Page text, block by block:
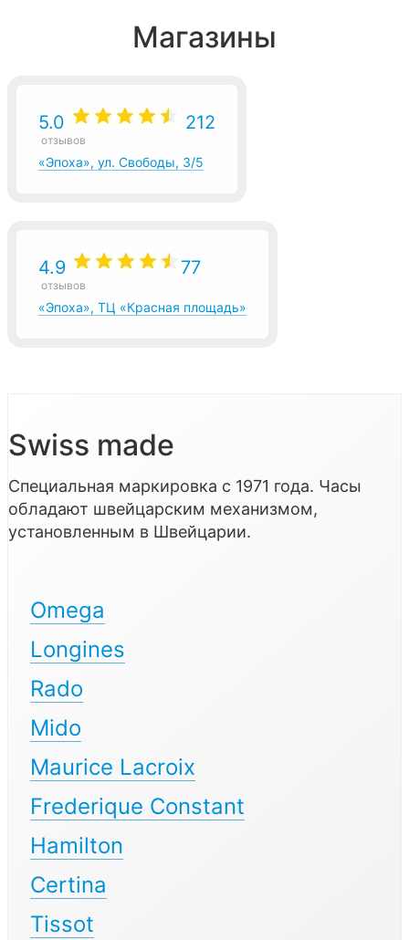
Магазины
5.0 212
отзывов
«Эпоха», ул. Свободы, 3/5
4.9 77
отзывов
«Эпоха», ТЦ «Красная площадь»
Swiss made
Специальная маркировка с 1971 года. Часы
обладают швейцарским механизмом,
установленным в Швейцарии.
Omega
Longines
Rado
Mido
Maurice Lacroix
Frederique Constant
Hamilton
Certina
Tissot